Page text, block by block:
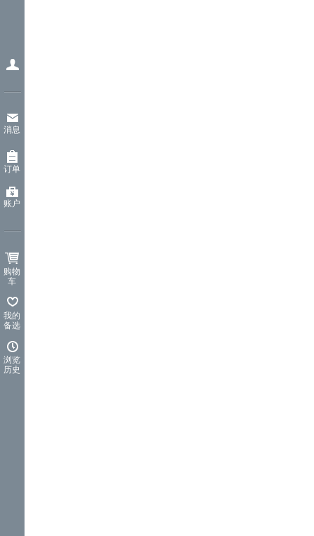
消息
订单
账户
购物
车
我的
备选
浏览
历史